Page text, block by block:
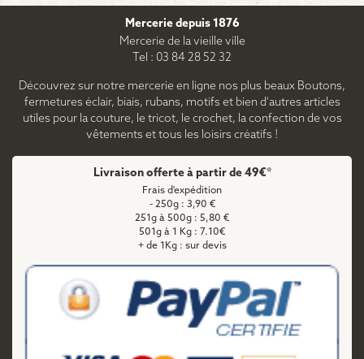
Mercerie depuis 1876
Mercerie de la vieille ville
Tel : 03 84 28 52 32
Découvrez sur notre mercerie en ligne nos plus beaux Boutons,
fermetures éclair, biais, rubans, motifs et bien d'autres articles
utiles pour la couture, le tricot, le crochet, la confection de vos
vêtements et tous les loisirs créatifs !
Livraison offerte à partir de 49€*
Frais d'expédition
- 250g : 3,90 €
251g à 500g : 5,80 €
501g à 1 Kg : 7.10€
+ de 1Kg : sur devis